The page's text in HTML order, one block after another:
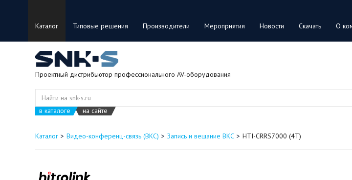
Каталог Типовые решения Производители Мероприятия Новости Скачать О
Проектный дистрибьютор профессионального AV-оборудования
в каталоге на сайте
Каталог Видео-конференц-связь (ВКС) Запись и вещание ВКС HTI-CRRS7000 (4T)